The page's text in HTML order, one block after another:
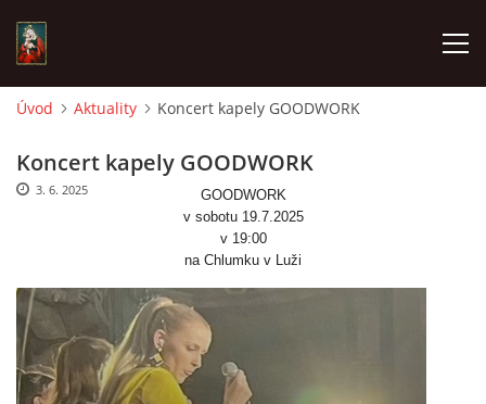
ŽIVÉ VYSÍLÁNÍ
ČASOPIS CHLUMEČEK
Úvod Aktuality Koncert kapely GOODWORK
Koncert kapely GOODWORK
GOODWORK
v sobotu 19.7.2025
v 19:00
na Chlumku v Luži
3. 6. 2025